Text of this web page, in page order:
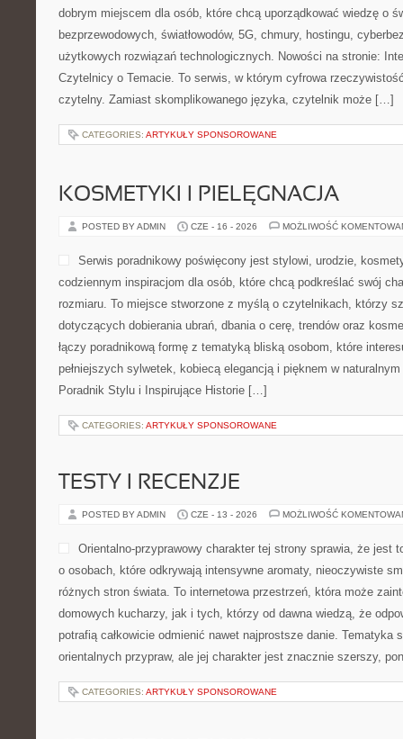
dobrym miejscem dla osób, które chcą uporządkować wiedzę o
bezprzewodowych, światłowodów, 5G, chmury, hostingu,
użytkowych rozwiązań technologicznych. Nowości na stronie:
Czytelnicy o Temacie. To serwis, w którym cyfrowa
czytelny. Zamiast skomplikowanego języka, czytelnik może […]
CATEGORIES: ARTYKUŁY SPONSOROWANE
KOSMETYKI I PIELĘGNACJA
POSTED BY ADMIN CZE - 16 - 2026 MOŻLIWOŚĆ
Serwis poradnikowy poświęcony jest stylowi, urodzie,
codziennym inspiracjom dla osób, które chcą podkreślać swój
rozmiaru. To miejsce stworzone z myślą o czytelnikach, którzy
dotyczących dobierania ubrań, dbania o cerę, trendów oraz
łączy poradnikową formę z tematyką bliską osobom, które
pełniejszych sylwetek, kobiecą elegancją i pięknem w
Poradnik Stylu i Inspirujące Historie […]
CATEGORIES: ARTYKUŁY SPONSOROWANE
TESTY I RECENZJE
POSTED BY ADMIN CZE - 13 - 2026 MOŻLIWOŚĆ
Orientalno-przyprawowy charakter tej strony sprawia, że jest
o osobach, które odkrywają intensywne aromaty, nieoczywiste
różnych stron świata. To internetowa przestrzeń, która może
domowych kucharzy, jak i tych, którzy od dawna wiedzą, że
potrafią całkowicie odmienić nawet najprostsze danie. Tematyka
orientalnych przypraw, ale jej charakter jest znacznie szerszy,
CATEGORIES: ARTYKUŁY SPONSOROWANE